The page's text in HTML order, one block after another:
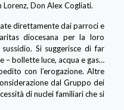
Lorenz, Don Alex Cogliati.
direttamente dai parroci e
diocesana per la loro
Si suggerisce di far
– bollette luce, acqua e gas…
con l’erogazione. Altre
dal Gruppo dei
di nuclei familiari che si